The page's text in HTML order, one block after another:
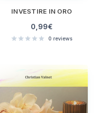
INVESTIRE IN ORO
0,99€
0 reviews